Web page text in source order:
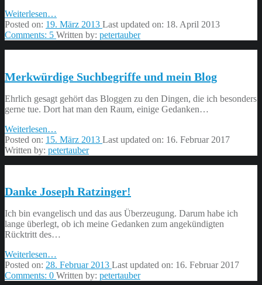
Weiterlesen“Armut
und
Reich
die
von
Statistiken”
…
Posted on: 19. März 2013 Last updated on: 18. April 2013
Comments: 5 Written by: petertauber
Merkwürdige Suchbegriffe und mein Blog
Ehrlich gesagt gehört das Bloggen zu den Dingen, die ich besonders
gerne tue. Dort hat man den Raum, einige Gedanken…
Weiterlesen
Suchbegriffe
und
…
Posted on: 15. März 2013 Last updated on: 16. Februar 2017
Written by: petertauber
Danke Joseph Ratzinger!
Ich bin evangelisch und das aus Überzeugung. Darum habe ich
lange überlegt, ob ich meine Gedanken zum angekündigten
Rücktritt des…
Weiterlesen
Joseph
Ratzinger!”
…
Posted on: 28. Februar 2013 Last updated on: 16. Februar 2017
Comments: 0 Written by: petertauber